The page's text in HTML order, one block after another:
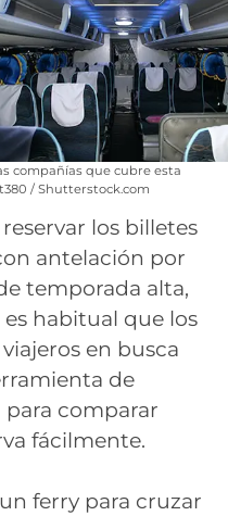
compañías que cubre esta
/ Shutterstock.com
los billetes
antelación por
temporada alta,
habitual que los
en busca
de
para comparar
fácilmente.
ferry para cruzar